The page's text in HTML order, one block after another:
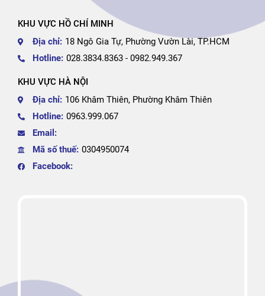
KHU VỰC HỒ CHÍ MINH
Địa chỉ: 18 Ngô Gia Tự, Phường Vườn Lài, TP.HCM
Hotline: 028.3834.8363 - 0982.949.367
KHU VỰC HÀ NỘI
Địa chỉ: 106 Khâm Thiên, Phường Khâm Thiên
Hotline: 0963.999.067
Email:
Mã số thuế: 0304950074
Facebook: